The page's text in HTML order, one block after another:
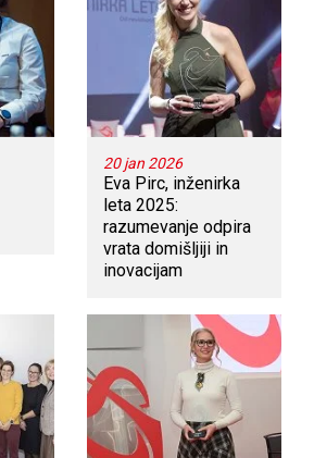
20 jan 2026
Eva Pirc, inženirka
leta 2025:
razumevanje odpira
vrata domišljiji in
inovacijam